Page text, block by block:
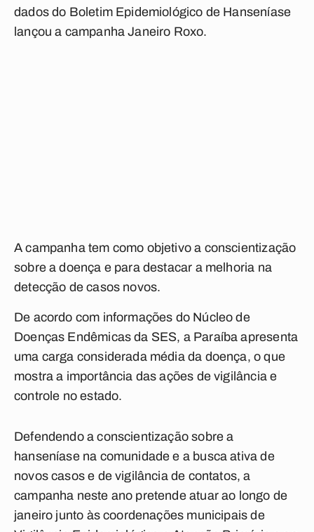
dados do Boletim Epidemiológico de Hanseníase
lançou a campanha Janeiro Roxo.
A campanha tem como objetivo a conscientização
sobre a doença e para destacar a melhoria na
detecção de casos novos.
De acordo com informações do Núcleo de
Doenças Endêmicas da SES, a Paraíba apresenta
uma carga considerada média da doença, o que
mostra a importância das ações de vigilância e
controle no estado.
Defendendo a conscientização sobre a
hanseníase na comunidade e a busca ativa de
novos casos e de vigilância de contatos, a
campanha neste ano pretende atuar ao longo de
janeiro junto às coordenações municipais de